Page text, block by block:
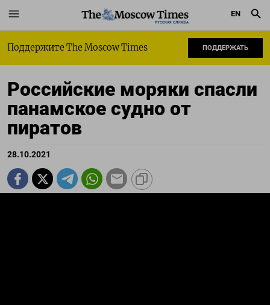
РУССКАЯ СЛУЖБА
EN
Поддержите The Moscow Times ПОДДЕРЖАТЬ
Российские моряки спасли
панамское судно от
пиратов
28.10.2021